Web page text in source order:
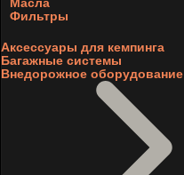
Фильтры
Аксессуары для кемпинга
Багажные системы
Внедорожное оборудование